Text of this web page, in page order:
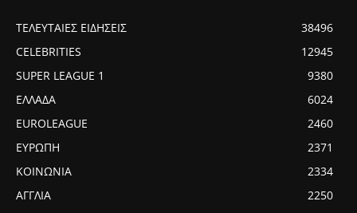
ΤΕΛΕΥΤΑΙΕΣ ΕΙΔΗΣΕΙΣ
38496
CELEBRITIES
12945
SUPER LEAGUE 1
9380
ΕΛΛΑΔΑ
6024
EUROLEAGUE
2460
ΕΥΡΩΠΗ
2371
ΚΟΙΝΩΝΙΑ
2334
ΑΓΓΛΙΑ
2250